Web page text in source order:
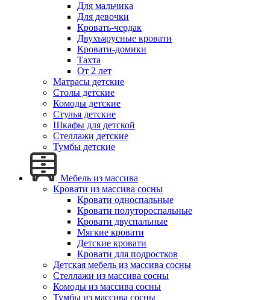
Для мальчика
Для девочки
Кровать-чердак
Двухъярусные кровати
Кровати-домики
Тахта
От 2 лет
Матрасы детские
Столы детские
Комоды детские
Стулья детские
Шкафы для детской
Стеллажи детские
Тумбы детские
Мебель из массива
Кровати из массива сосны
Кровати односпальные
Кровати полутороспальные
Кровати двуспальные
Мягкие кровати
Детские кровати
Кровати для подростков
Детская мебель из массива сосны
Стеллажи из массива сосны
Комоды из массива сосны
Тумбы из массива сосны